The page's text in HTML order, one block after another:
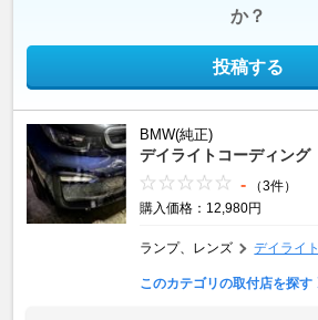
か？
投稿する
BMW(純正)
デイライトコーディング
-
（3件）
購入価格：12,980円
ランプ、レンズ デイライト
このカテゴリの取付店を探す